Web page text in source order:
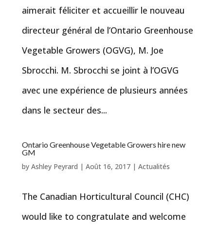
aimerait féliciter et accueillir le nouveau
directeur général de l’Ontario Greenhouse
Vegetable Growers (OGVG), M. Joe
Sbrocchi. M. Sbrocchi se joint à l’OGVG
avec une expérience de plusieurs années
dans le secteur des...
Ontario Greenhouse Vegetable Growers hire new
GM
by Ashley Peyrard | Août 16, 2017| Actualités
The Canadian Horticultural Council (CHC)
would like to congratulate and welcome